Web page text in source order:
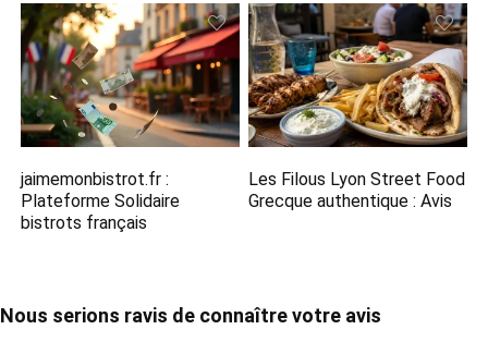
jaimemonbistrot.fr :
Plateforme Solidaire
bistrots français
Les Filous Lyon Street Food
Grecque​ authentique : Avis
Nous serions ravis de connaître votre avis